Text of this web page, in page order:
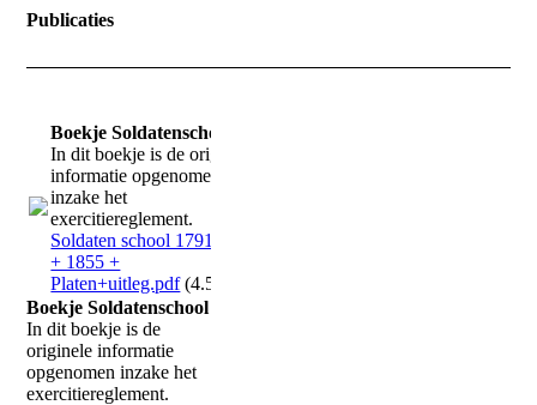
Publicaties
Boekje Soldatenschool
In dit boekje is de originele
informatie opgenomen
inzake het
exercitiereglement.
Soldaten school 1791-1833
+ 1855 +
Platen+uitleg.pdf(4.59MB)
Boekje Soldatenschool
In dit boekje is de
originele informatie
opgenomen inzake het
exercitiereglement.